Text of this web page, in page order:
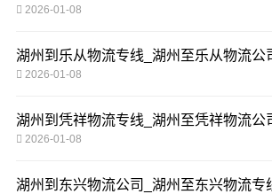
2026-01-08
湖州到乐从物流专线_湖州至乐从物流公
2026-01-08
湖州到凭祥物流专线_湖州至凭祥物流公
2026-01-08
湖州到东兴物流公司_湖州至东兴物流专